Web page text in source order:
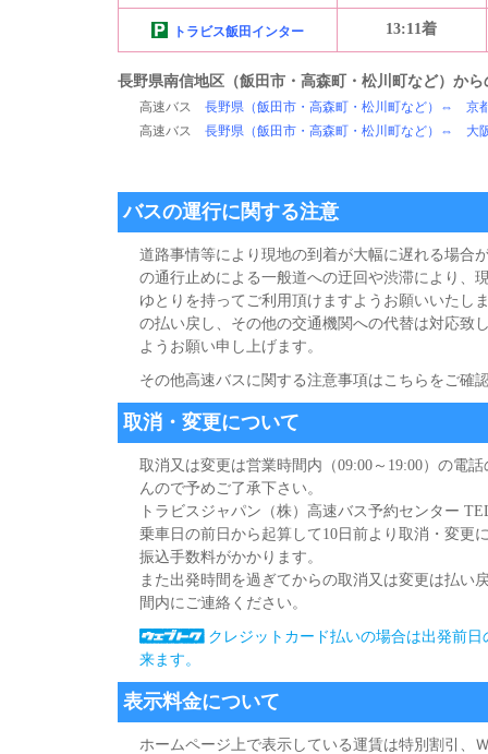
トラビス飯田インター 13:11着
長野県南信地区（飯田市・高森町・松川町 など）か
高速バス 長野県（飯田市・高森町・松川町など）⇔ 京都
高速バス 長野県（飯田市・高森町・松川町など）⇔ 大阪
バスの運行に関する注意
道路事情等により現地の到着が大幅に遅れる場合
の通行止めによる一般道への迂回や渋滞により、
ゆとりを持ってご利用頂けますようお願いいたし
の払い戻し、その他の交通機関への代替は対応致
ようお願い申し上げます。
その他高速バスに関する注意事項はこちらを
取消・変更について
取消又は変更は営業時間内（09:00～19:00）の電
んので予めご了承下さい。
トラビスジャパン（株）高速バス予約センター
乗車日の前日から起算して10日前より取消・変更
振込手数料がかかります。
また出発時間を過ぎてからの取消又は変更は払い
間内にご連絡ください。
クレジットカード払いの場合は出発前
来ます。
表示料金について
ホームページ上で表示している運賃は特別割引、